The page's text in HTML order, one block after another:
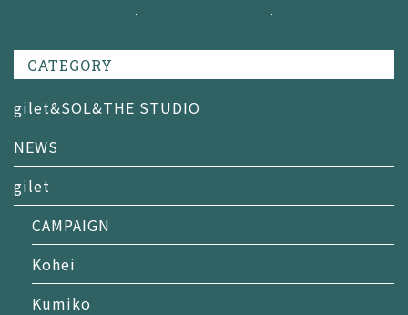
CATEGORY
gilet&SOL&THE STUDIO
NEWS
gilet
CAMPAIGN
Kohei
Kumiko